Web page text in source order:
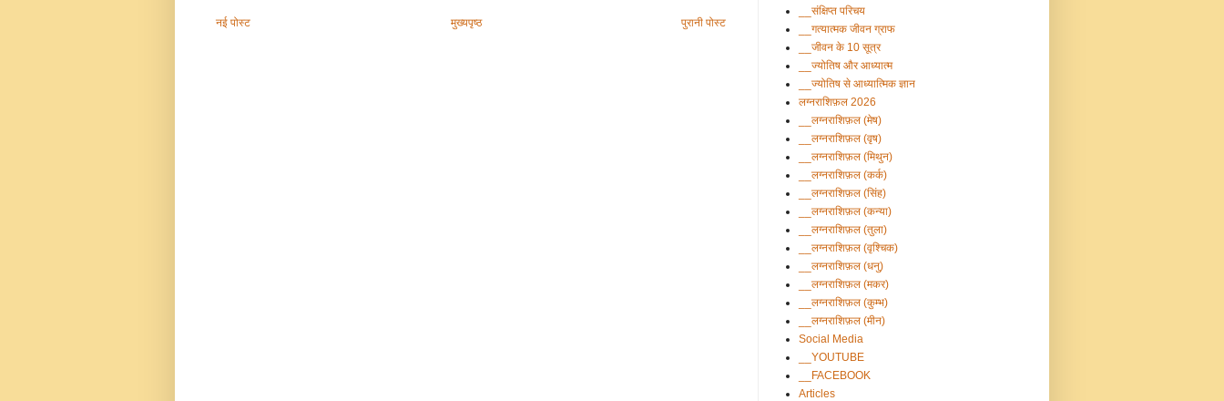
नई पोस्ट पुरानी पोस्ट
मुख्यपृष्ठ
__संक्षिप्त परिचय
__गत्यात्मक जीवन ग्राफ
__जीवन के 10 सूत्र
__ज्योतिष और आध्यात्म
__ज्योतिष से आध्यात्मिक ज्ञान
लग्नराशिफ़ल 2026
__लग्नराशिफ़ल (मेष)
__लग्नराशिफ़ल (वृष)
__लग्नराशिफ़ल (मिथुन)
__लग्नराशिफ़ल (कर्क)
__लग्नराशिफ़ल (सिंह)
__लग्नराशिफ़ल (कन्या)
__लग्नराशिफ़ल (तुला)
__लग्नराशिफ़ल (वृश्चिक)
__लग्नराशिफ़ल (धनु)
__लग्नराशिफ़ल (मकर)
__लग्नराशिफ़ल (कुम्भ)
__लग्नराशिफ़ल (मीन)
Social Media
__YOUTUBE
__FACEBOOK
Articles